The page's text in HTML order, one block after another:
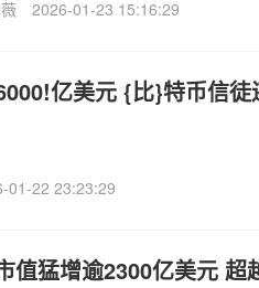
2026-01-23 15:16:29
亿美元 {比}特币信
01-22 23:23:29
值猛增逾2300亿美元 超